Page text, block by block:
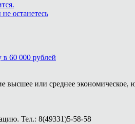
останетесь
60 000 рублей
высшее или среднее
Тел.: 8(49331)5-58-58